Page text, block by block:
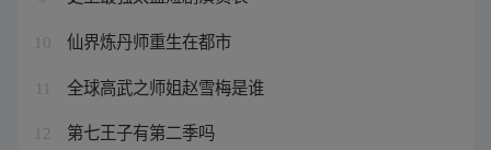
10 仙界炼丹师重生在都市
全球高武之师姐赵雪梅是谁
12 第七王子有第二季吗